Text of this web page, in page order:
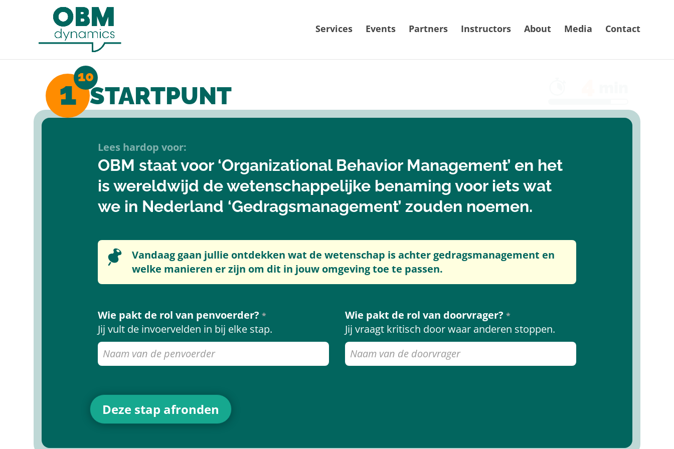
Services Events Partners Instructors About Media Contact
1 STARTPUNT
Lees hardop voor:
OBM staat voor ‘Organizational Behavior Management’ en het
is wereldwijd de wetenschappelijke benaming voor iets wat
we in Nederland ‘Gedragsmanagement’ zouden noemen.
Vandaag gaan jullie ontdekken wat de wetenschap is achter gedragsmanagement en
welke manieren er zijn om dit in jouw omgeving toe te passen.
Wie pakt de rol van penvoerder?*
Jij vult de invoervelden in bij elke stap.
Wie pakt de rol van doorvrager? *
Jij vraagt kritisch door waar anderen stoppen.